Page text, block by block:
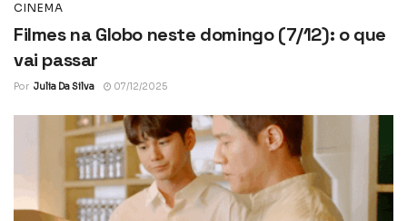
CINEMA
Filmes na Globo neste domingo (7/12): o que
vai passar
Por Julia Da Silva 07/12/2025